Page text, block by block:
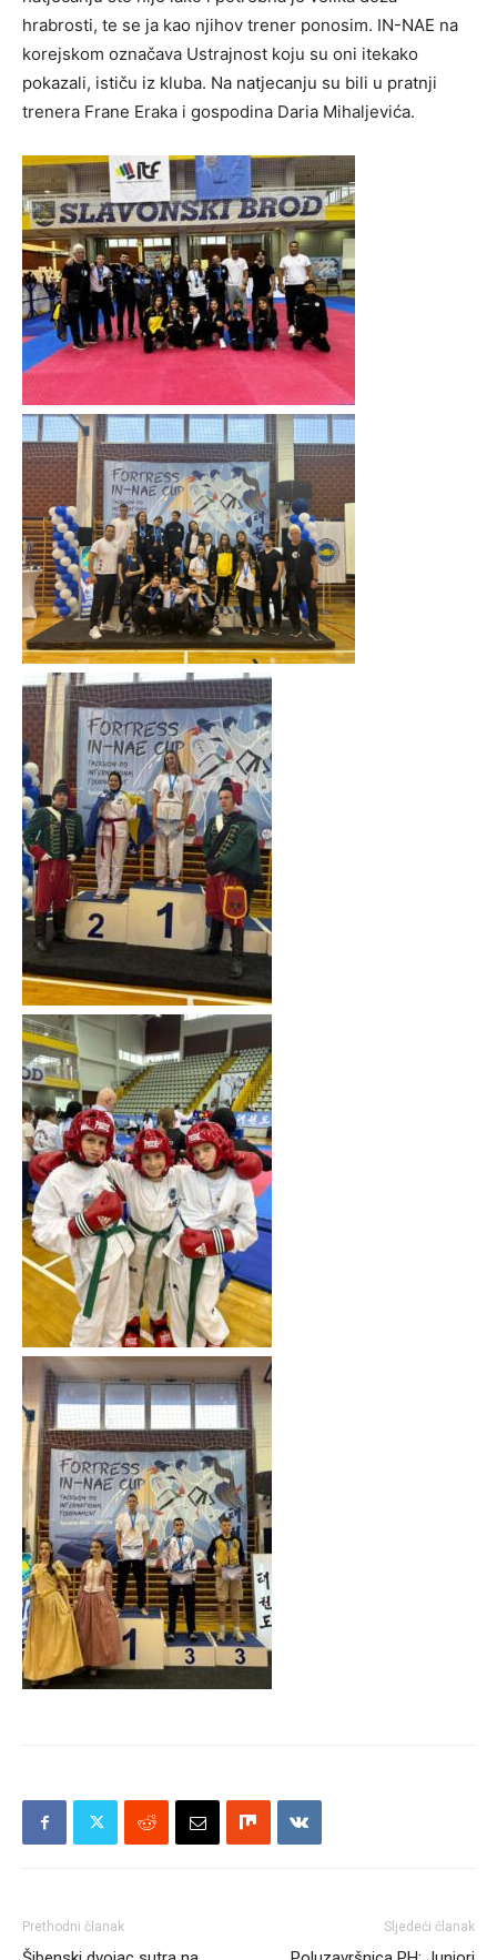
hrabrosti, te se ja kao njihov trener ponosim. IN-NAE na
korejskom označava Ustrajnost koju su oni itekako
pokazali, ističu iz kluba. Na natjecanju su bili u pratnji
trenera Frane Eraka i gospodina Daria Mihaljevića.
Prethodni članak Sljedeći članak